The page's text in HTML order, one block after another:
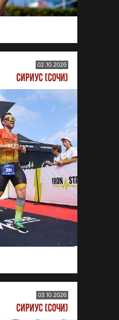
02.10.2026
СИРИУС (СОЧИ)
03.10.2026
СИРИУС (СОЧИ)